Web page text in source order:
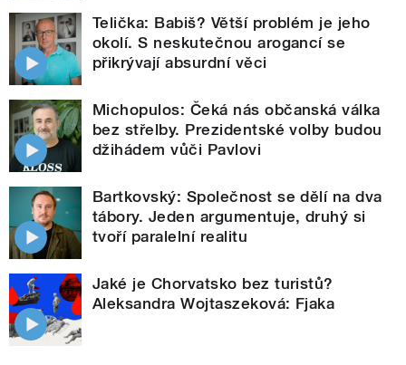
Telička: Babiš? Větší problém je jeho
okolí. S neskutečnou arogancí se
přikrývají absurdní věci
Michopulos: Čeká nás občanská válka
bez střelby. Prezidentské volby budou
džihádem vůči Pavlovi
Bartkovský: Společnost se dělí na dva
tábory. Jeden argumentuje, druhý si
tvoří paralelní realitu
Jaké je Chorvatsko bez turistů?
Aleksandra Wojtaszeková: Fjaka